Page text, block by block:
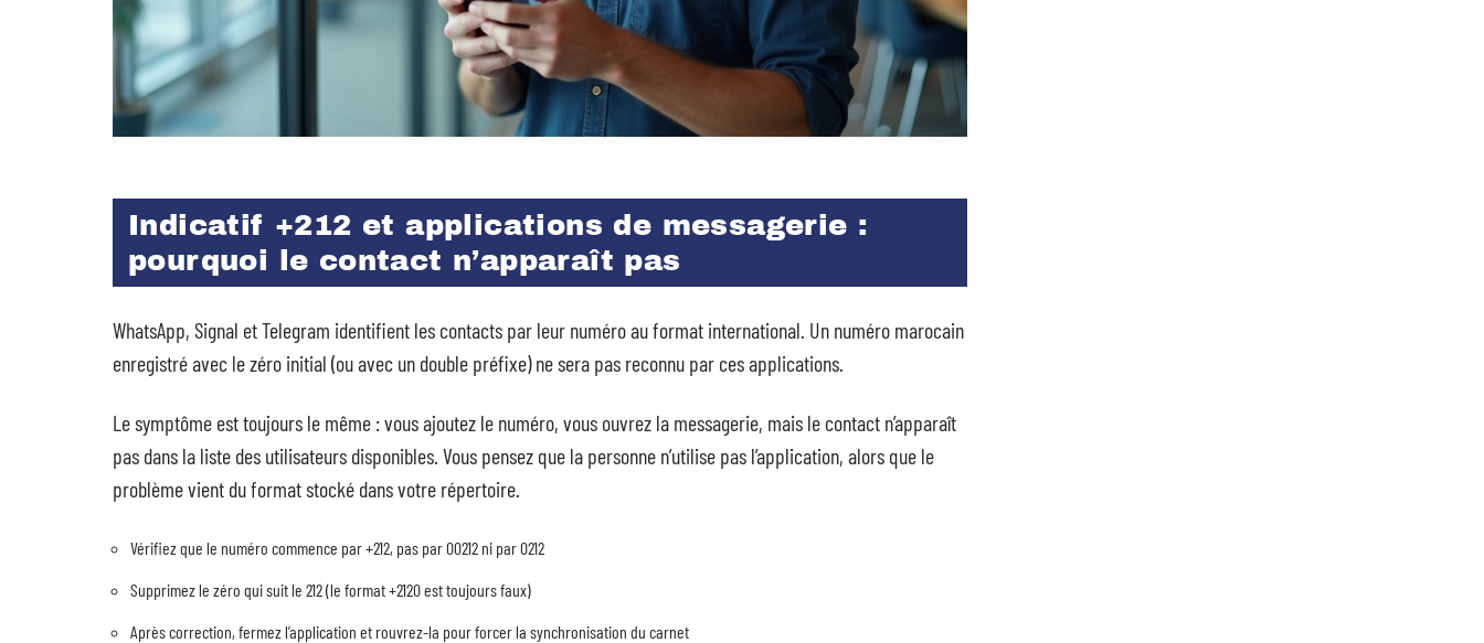
Indicatif +212 et applications de messagerie :
pourquoi le contact n’apparaît pas
WhatsApp, Signal et Telegram identifient les contacts par leur numéro au format international. Un numéro marocain
enregistré avec le zéro initial (ou avec un double préfixe) ne sera pas reconnu par ces applications.
Le symptôme est toujours le même : vous ajoutez le numéro, vous ouvrez la messagerie, mais le contact n’apparaît
pas dans la liste des utilisateurs disponibles. Vous pensez que la personne n’utilise pas l’application, alors que le
problème vient du format stocké dans votre répertoire.
Vérifiez que le numéro commence par +212, pas par 00212 ni par 0212
Supprimez le zéro qui suit le 212 (le format +2120 est toujours faux)
Après correction, fermez l’application et rouvrez-la pour forcer la synchronisation du carnet